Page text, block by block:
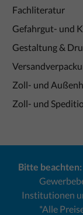
Fachliteratur
Gefahrgut- und
Gestaltung &
Zoll- und
Zoll- und
Bitte beachten:
Institutionen
*Alle